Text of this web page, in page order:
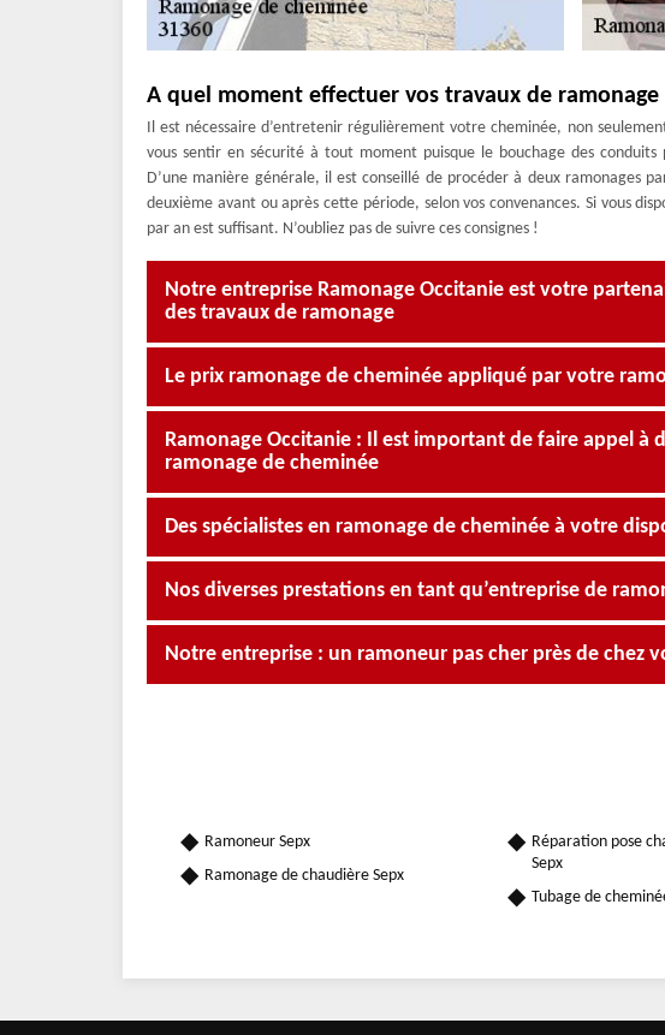
A quel moment effectuer vos travaux de ramonage
Il est nécessaire d’entretenir régulièrement votre cheminée, non
vous sentir en sécurité à tout moment puisque le bouchage des
D’une manière générale, il est conseillé de procéder à deux ramonages
deuxième avant ou après cette période, selon vos convenances. Si vous
par an est suffisant. N’oubliez pas de suivre ces consignes !
Notre entreprise Ramonage Occitanie est votre
des travaux de ramonage
Le prix ramonage de cheminée appliqué par votre
Ramonage Occitanie : Il est important de faire appel à
ramonage de cheminée
Des spécialistes en ramonage de cheminée à votre
Nos diverses prestations en tant qu’entreprise de
Notre entreprise : un ramoneur pas cher près de chez
Ramoneur Sepx
Ramonage de chaudière Sepx
Réparation pose
Sepx
Tubage de